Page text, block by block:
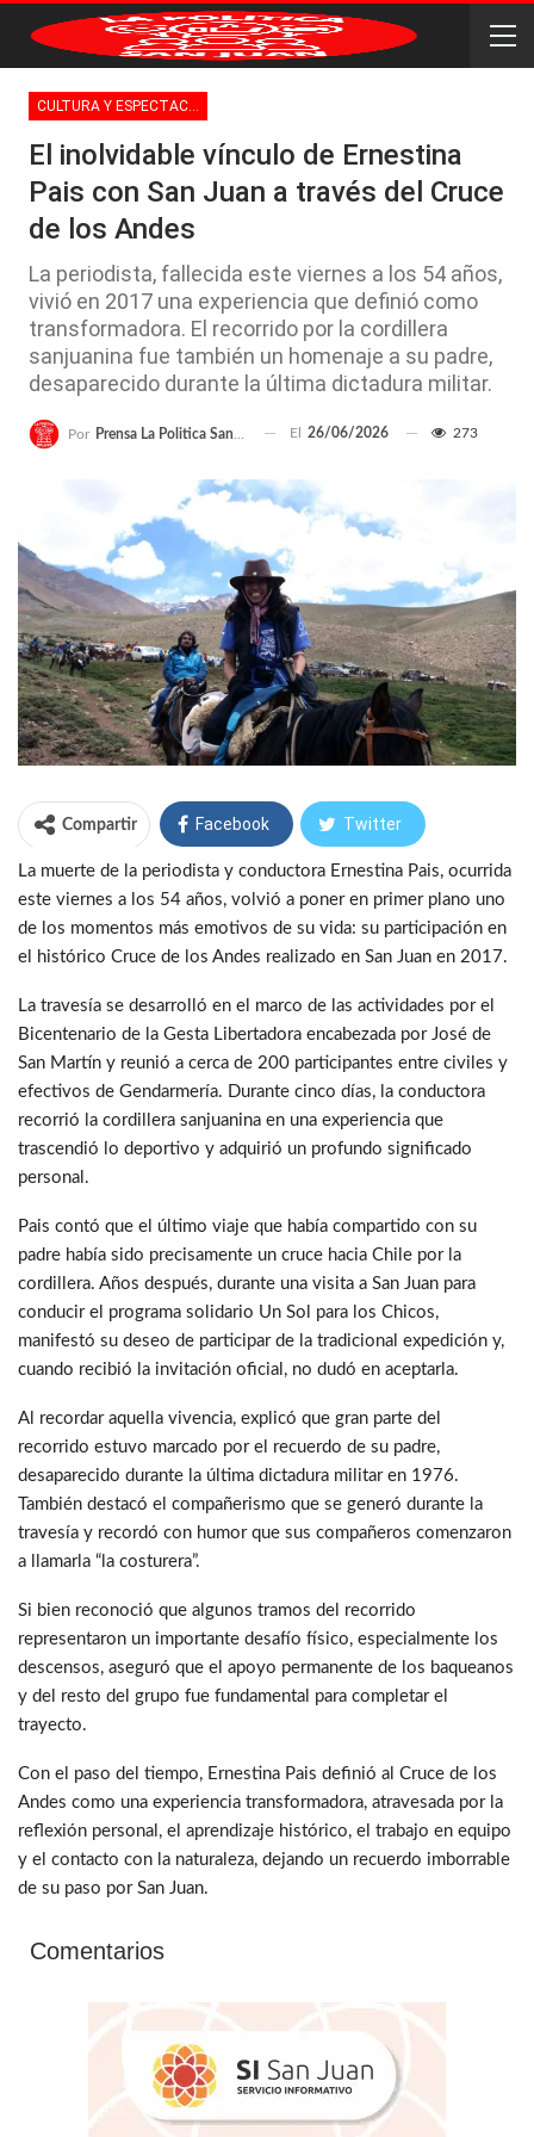
CULTURA Y ESPECTACULOS
El inolvidable vínculo de Ernestina
Pais con San Juan a través del Cruce
de los Andes
La periodista, fallecida este viernes a los 54 años,
vivió en 2017 una experiencia que definió como
transformadora. El recorrido por la cordillera
sanjuanina fue también un homenaje a su padre,
desaparecido durante la última dictadura militar.
Por Prensa La Politica San Juan El 26/06/2026 273
Compartir Facebook Twitter
WhatsApp Telegram
La muerte de la periodista y conductora Ernestina Pais, ocurrida
este viernes a los 54 años, volvió a poner en primer plano uno
de los momentos más emotivos de su vida: su participación en
el histórico Cruce de los Andes realizado en San Juan en 2017.
La travesía se desarrolló en el marco de las actividades por el
Bicentenario de la Gesta Libertadora encabezada por José de
San Martín y reunió a cerca de 200 participantes entre civiles y
efectivos de Gendarmería. Durante cinco días, la conductora
recorrió la cordillera sanjuanina en una experiencia que
trascendió lo deportivo y adquirió un profundo significado
personal.
Pais contó que el último viaje que había compartido con su
padre había sido precisamente un cruce hacia Chile por la
cordillera. Años después, durante una visita a San Juan para
conducir el programa solidario Un Sol para los Chicos,
manifestó su deseo de participar de la tradicional expedición y,
cuando recibió la invitación oficial, no dudó en aceptarla.
Al recordar aquella vivencia, explicó que gran parte del
recorrido estuvo marcado por el recuerdo de su padre,
desaparecido durante la última dictadura militar en 1976.
También destacó el compañerismo que se generó durante la
travesía y recordó con humor que sus compañeros comenzaron
a llamarla “la costurera”.
Si bien reconoció que algunos tramos del recorrido
representaron un importante desafío físico, especialmente los
descensos, aseguró que el apoyo permanente de los baqueanos
y del resto del grupo fue fundamental para completar el
trayecto.
Con el paso del tiempo, Ernestina Pais definió al Cruce de los
Andes como una experiencia transformadora, atravesada por la
reflexión personal, el aprendizaje histórico, el trabajo en equipo
y el contacto con la naturaleza, dejando un recuerdo imborrable
de su paso por San Juan.
Comentarios